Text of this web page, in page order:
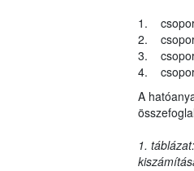
1.
2.
3.
4.
A
1.